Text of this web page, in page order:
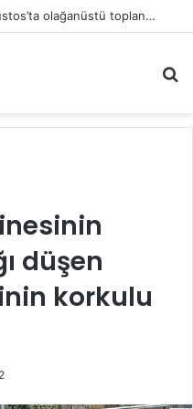
Keşan Belediye Meclisi 10 Ağustos’ta olağanüstü toplanacak
...
düşen
korkulu